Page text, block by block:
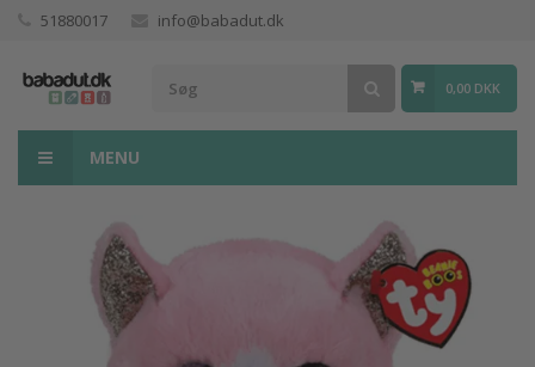
51880017 info@babadut.dk
0,00 DKK
MENU